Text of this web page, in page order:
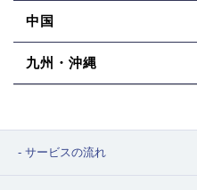
中国
九州・沖縄
サービスの流れ